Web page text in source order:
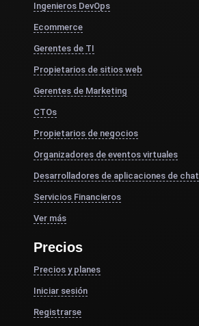
Ingenieros DevOps
Ecommerce
Gerentes de TI
Propietarios de sitios web
Gerentes de Marketing
CTOs
Propietarios de negocios
Organizadores de eventos virtuales
Desarrolladores de aplicaciones de chat
Servicios Financieros
Ver más
Precios
Precios y planes
Iniciar sesión
Registrarse